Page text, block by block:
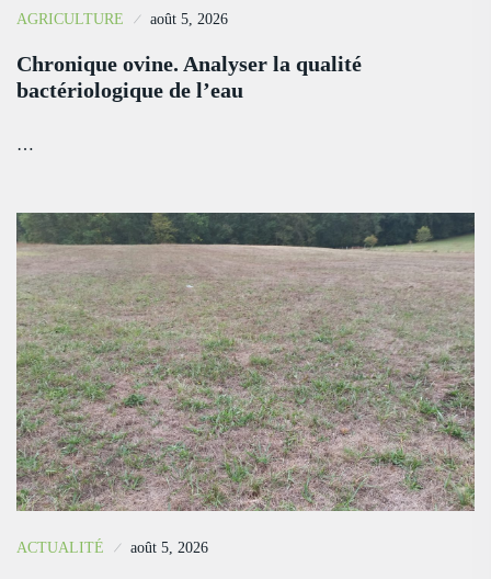
AGRICULTURE août 5, 2026
Chronique ovine. Analyser la qualité
bactériologique de l’eau
…
ACTUALITÉ août 5, 2026